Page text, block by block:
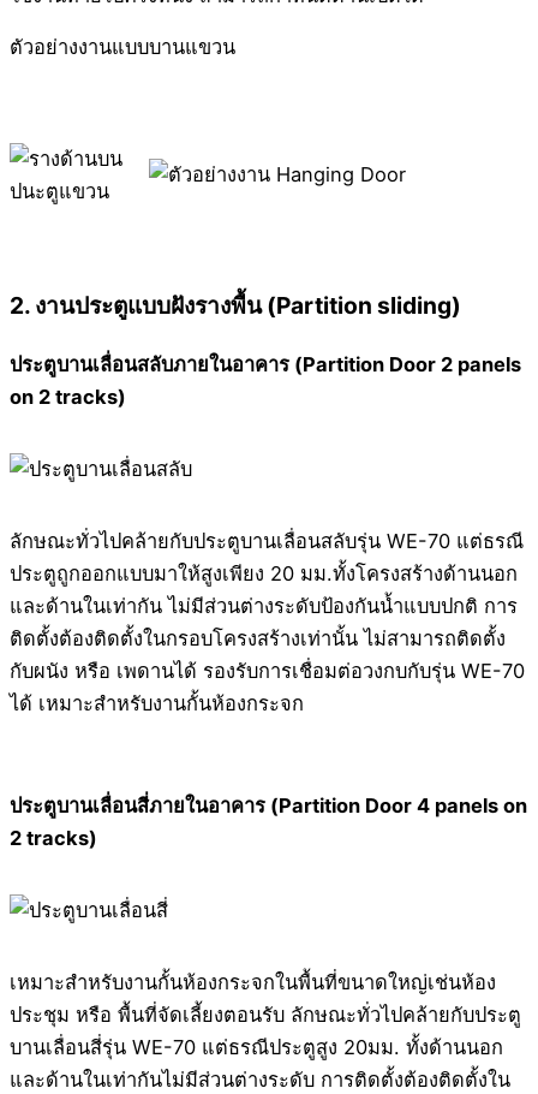
ตัวอย่างงานแบบบานแขวน
2. งานประตูแบบฝังรางพื้น (Partition sliding)
ประตูบานเลื่อนสลับภายในอาคาร (Partition Door 2 panels
on 2 tracks)
ลักษณะทั่วไปคล้ายกับประตูบานเลื่อนสลับรุ่น WE-70 แต่ธรณี
ประตูถูกออกแบบมาให้สูงเพียง 20 มม.ทั้งโครงสร้างด้านนอก
และด้านในเท่ากัน ไม่มีส่วนต่างระดับป้องกันน้ำแบบปกติ การ
ติดตั้งต้องติดตั้งในกรอบโครงสร้างเท่านั้น ไม่สามารถติดตั้ง
กับผนัง หรือ เพดานได้ รองรับการเชื่อมต่อวงกบกับรุ่น WE-70
ได้ เหมาะสำหรับงานกั้นห้องกระจก
ประตูบานเลื่อนสี่ภายในอาคาร (Partition Door 4 panels on
2 tracks)
เหมาะสำหรับงานกั้นห้องกระจกในพื้นที่ขนาดใหญ่เช่นห้อง
ประชุม หรือ พื้นที่จัดเลี้ยงตอนรับ ลักษณะทั่วไปคล้ายกับประตู
บานเลื่อนสี่รุ่น WE-70 แต่ธรณีประตูสูง 20มม. ทั้งด้านนอก
และด้านในเท่ากันไม่มีส่วนต่างระดับ การติดตั้งต้องติดตั้งใน